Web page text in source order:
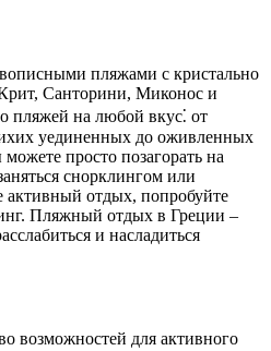
пляжами с кристально
Санторини, Миконос и
пляжей на любой вкус⁚ от
уединенных до оживленных
просто позагорать на
снорклингом или
отдых, попробуйте
Пляжный отдых в Греции –
и насладиться
возможностей для активного